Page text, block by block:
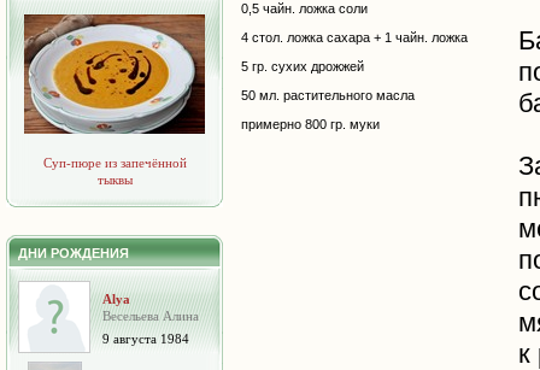
Суп-пюре из запечённой
тыквы
ДНИ РОЖДЕНИЯ
Alya
Весельева Алина
9 августа 1984
0,5 чайн. ложка соли
4 стол. ложка сахара + 1 чайн. ложка
5 гр. сухих дрожжей
50 мл. растительного масла
примерно 800 гр. муки
к